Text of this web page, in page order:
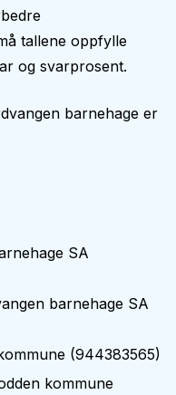
tallene oppfylle
og svarprosent.
barnehage er
SA
barnehage SA
(944383565)
kommune